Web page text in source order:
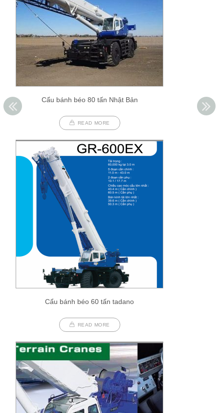
Cẩu bánh béo 80 tấn Nhật Bản
READ MORE
Cẩu bánh béo 60 tấn tadano
READ MORE